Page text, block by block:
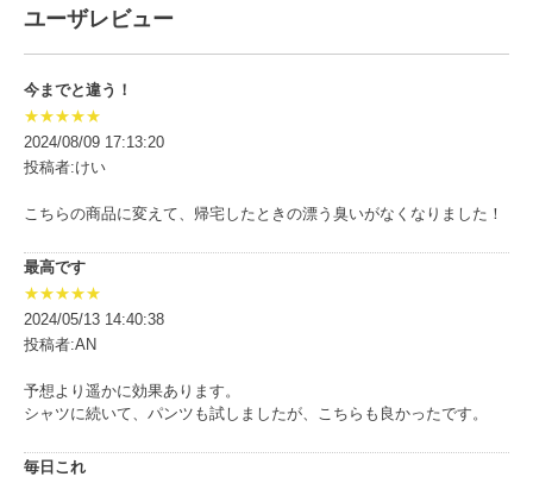
ユーザレビュー
今までと違う！
★★★★★
2024/08/09 17:13:20
投稿者:けい
こちらの商品に変えて、帰宅したときの漂う臭いがなくなりました！
最高です
★★★★★
2024/05/13 14:40:38
投稿者:AN
予想より遥かに効果あります。
シャツに続いて、パンツも試しましたが、こちらも良かったです。
毎日これ